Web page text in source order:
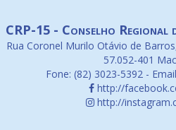
CRP-15 - Conselho Regional
Rua Coronel Murilo Otávio de
57.052-401
Fone: (82) 3023-5392 -
http://
http://